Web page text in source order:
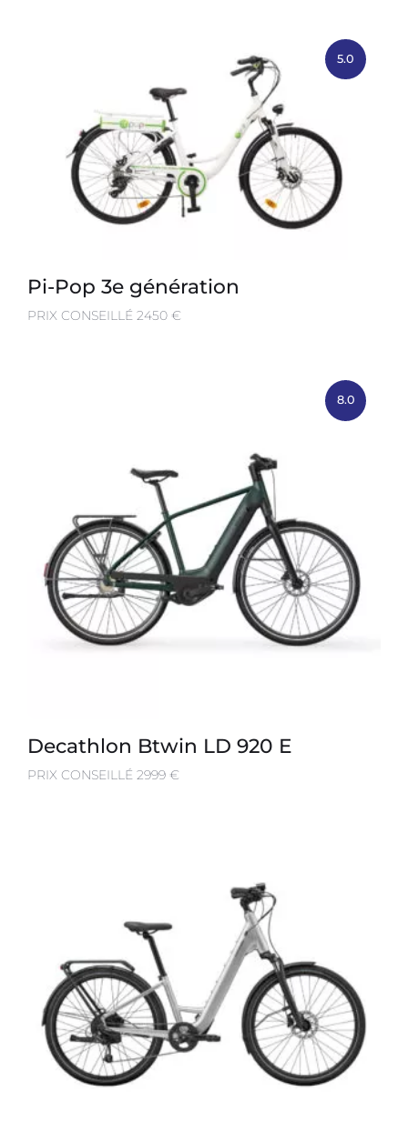
5.0
Pi-Pop 3e génération
PRIX CONSEILLÉ 2450 €
8.0
Decathlon Btwin LD 920 E
PRIX CONSEILLÉ 2999 €